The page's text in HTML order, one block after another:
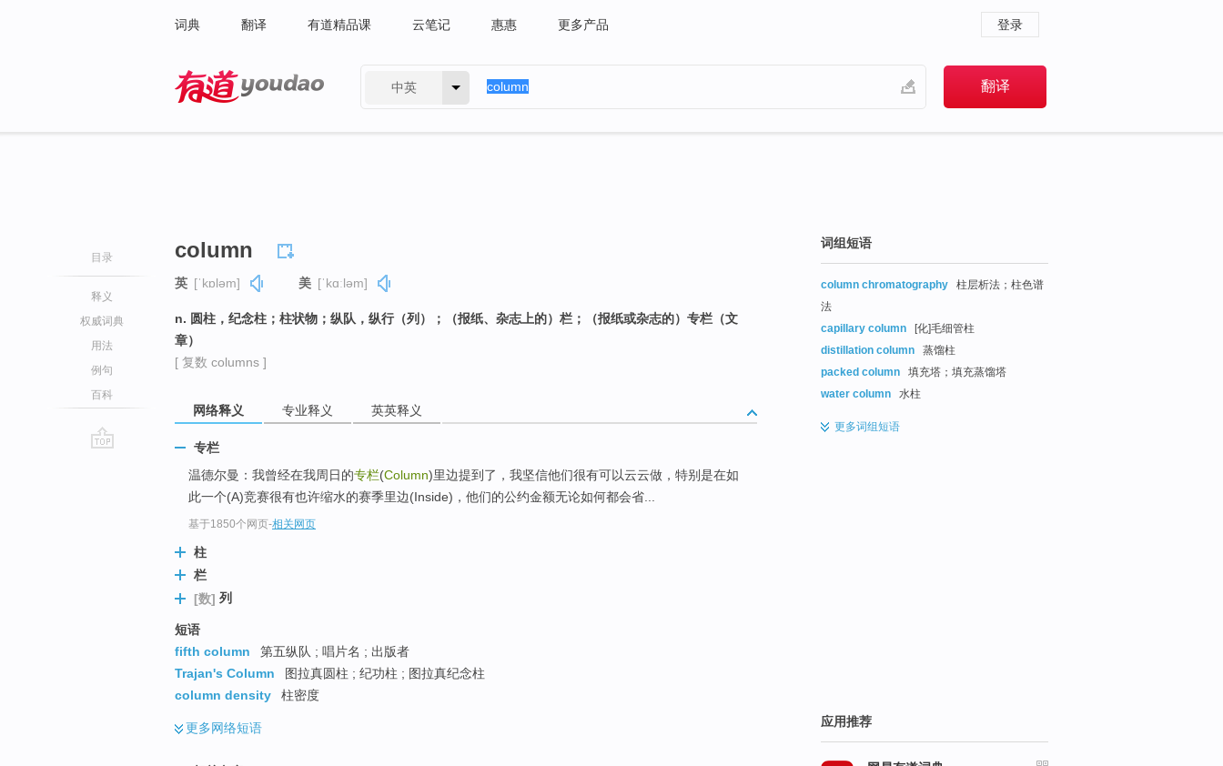
词典 翻译 有道精品课 云笔记 惠惠 更多产品 登录
中英
目录
释义
权威词典
用法
例句
百科
column
英 [ˈkɒləm] 美 [ˈkɑːləm]
n. 圆柱，纪念柱；柱状物；纵队，纵行（列）；（报纸、杂志上的）栏；（报纸或杂志的）专栏（文
章）
[ 复数 columns ]
网络释义 专业释义 英英释义
专栏
温德尔曼：我曾经在我周日的专栏(Column)里边提到了，我坚信他们很有可以云云做，特别是在如
此一个(A)竞赛很有也许缩水的赛季里边(Inside)，他们的公约金额无论如何都会省...
基于1850个网页-相关网页
柱
栏
[数] 列
短语
fifth column
第五纵队 ; 唱片名 ; 出版者
Trajan's Column
图拉真圆柱 ; 纪功柱 ; 图拉真纪念柱
column density
柱密度
更多网络短语
词组短语
column chromatography
柱层析法；柱色谱
法
capillary column
[化]毛细管柱
distillation column
蒸馏柱
packed column
填充塔；填充蒸馏塔
water column
水柱
更多词组短语
应用推荐